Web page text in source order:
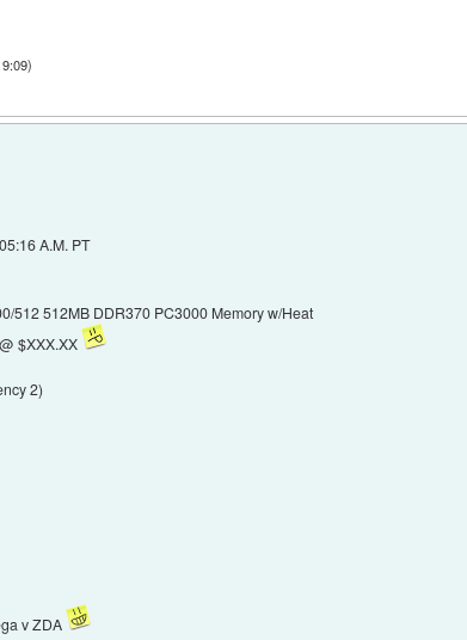
)
A.M. PT
512 512MB DDR370 PC3000 Memory w/Heat
$XXX.XX
2)
v ZDA